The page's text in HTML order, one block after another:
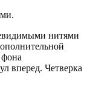
нитями
вперед. Четверка